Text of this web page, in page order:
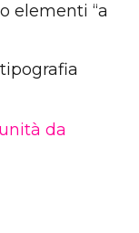
elementi “a
unità da